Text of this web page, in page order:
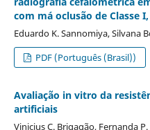
com má oclusão de Classe
Eduardo K. Sannomiya, Silvana
PDF (Português (Brasil))
Avaliação in vitro da
artificiais
Vinicius C. Brigagão, Fernanda